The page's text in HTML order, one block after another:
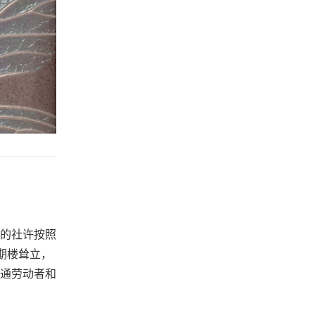
社许按照
耸立，
劳动者和